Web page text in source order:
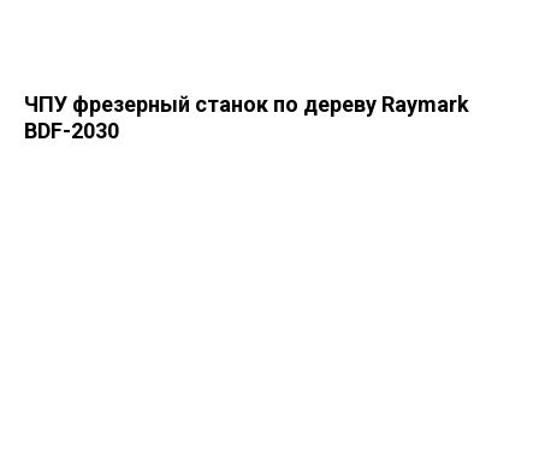
ЧПУ фрезерный станок по дереву Raymark
BDF-2030